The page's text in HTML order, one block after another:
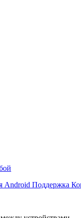
Android Поддержка